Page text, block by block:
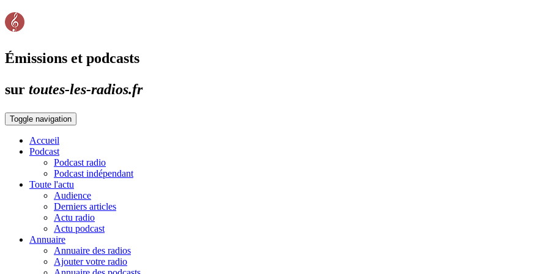
Émissions et podcasts
sur toutes-les-radios.fr
Toggle navigation
Accueil
Podcast
Podcast radio
Podcast indépendant
Toute l'actu
Audience
Derniers articles
Actu radio
Actu podcast
Annuaire
Annuaire des radios
Ajouter votre radio